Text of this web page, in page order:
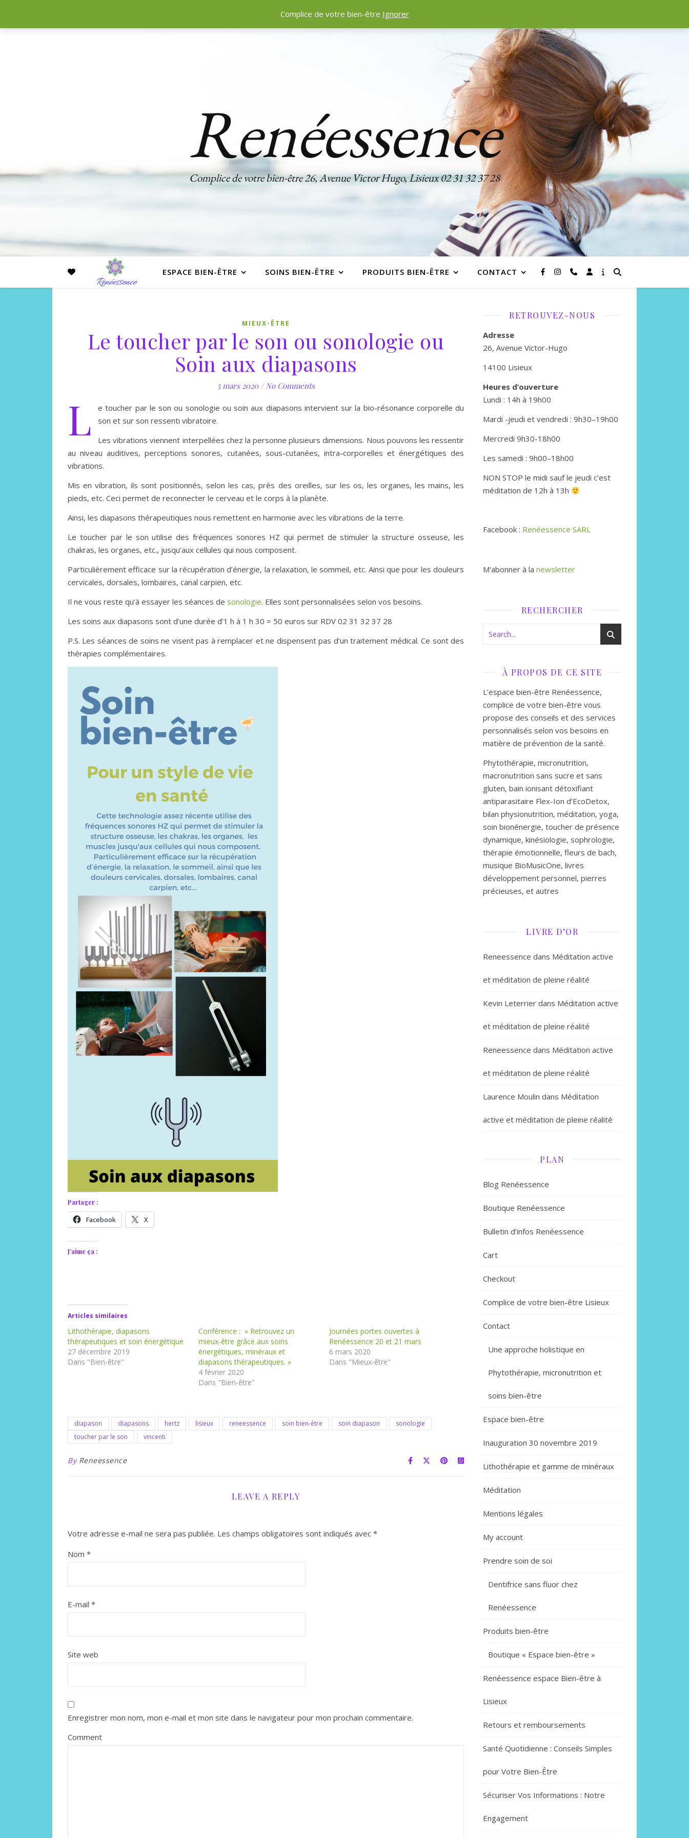
Renéessence
Complice de votre bien-être 26, Avenue Victor Hugo, Lisieux 02 31 32 37 28
ESPACE BIEN-ÊTRE SOINS BIEN-ÊTRE PRODUITS BIEN-ÊTRE CONTACT
MIEUX-ÊTRE
Le toucher par le son ou sonologie ou
Soin aux diapasons
5 mars 2020 / No Comments
L
e toucher par le son ou sonologie ou soin aux diapasons intervient sur la bio-résonance corporelle du
son et sur son ressenti vibratoire.
Les vibrations viennent interpellées chez la personne plusieurs dimensions. Nous pouvons les ressentir
au niveau auditives, perceptions sonores, cutanées, sous-cutanées, intra-corporelles et énergétiques des
vibrations.
Mis en vibration, ils sont positionnés, selon les cas, près des oreilles, sur les os, les organes, les mains, les
pieds, etc. Ceci permet de reconnecter le cerveau et le corps à la planète.
Ainsi, les diapasons thérapeutiques nous remettent en harmonie avec les vibrations de la terre.
Le toucher par le son utilise des fréquences sonores HZ qui permet de stimuler la structure osseuse, les
chakras, les organes, etc., jusqu’aux cellules qui nous composent.
Particulièrement efficace sur la récupération d’énergie, la relaxation, le sommeil, etc. Ainsi que pour les douleurs
cervicales, dorsales, lombaires, canal carpien, etc.
Il ne vous reste qu’à essayer les séances de sonologie. Elles sont personnalisées selon vos besoins.
Les soins aux diapasons sont d’une durée d’1 h à 1 h 30 = 50 euros sur RDV 02 31 32 37 28
P.S. Les séances de soins ne visent pas à remplacer et ne dispensent pas d’un traitement médical. Ce sont des
thérapies complémentaires.
Partager :
Facebook X
J’aime ça :
Articles similaires
Lithothérapie, diapasons
thérapeutiques et soin énergétique
27 décembre 2019
Dans "Bien-être"
Conférence : » Retrouvez un
mieux-être grâce aux soins
énergétiques, minéraux et
diapasons thérapeutiques. »
4 février 2020
Dans "Bien-être"
Journées portes ouvertes à
Renéessence 20 et 21 mars
6 mars 2020
Dans "Mieux-être"
diapason diapasons hertz lisieux reneessence soin bien-être soin diapason
sonologie
toucher par le son
vincenti
By Reneessence
LEAVE A REPLY
Votre adresse e-mail ne sera pas publiée. Les champs obligatoires sont indiqués avec *
Nom *
E-mail *
Site web
Enregistrer mon nom, mon e-mail et mon site dans le navigateur pour mon prochain commentaire.
Comment
RETROUVEZ-NOUS
Adresse
26, Avenue Victor-Hugo
14100 Lisieux
Heures d’ouverture
Lundi : 14h à 19h00
Mardi -jeudi et vendredi : 9h30–19h00
Mercredi 9h30-18h00
Les samedi : 9h00–18h00
NON STOP le midi sauf le jeudi c’est
méditation de 12h à 13h
Facebook : Renéessence SARL
M'abonner à la newsletter
RECHERCHER
À PROPOS DE CE SITE
L’espace bien-être Renéessence,
complice de votre bien-être vous
propose des conseils et des services
personnalisés selon vos besoins en
matière de prévention de la santé.
Phytothérapie, micronutrition,
macronutrition sans sucre et sans
gluten, bain ionisant détoxifiant
antiparasitaire Flex-Ion d’EcoDetox,
bilan physionutrition, méditation, yoga,
soin bionénergie, toucher de présence
dynamique, kinésiologie, sophrologie,
thérapie émotionnelle, fleurs de bach,
musique BioMusicOne, livres
développement personnel, pierres
précieuses, et autres
LIVRE D’OR
Reneessence dans Méditation active
et méditation de pleine réalité
Kevin Leterrier dans Méditation active
et méditation de pleine réalité
Reneessence dans Méditation active
et méditation de pleine réalité
Laurence Moulin dans Méditation
active et méditation de pleine réalité
PLAN
Blog Renéessence
Boutique Renéessence
Bulletin d’infos Renéessence
Cart
Checkout
Complice de votre bien-être Lisieux
Contact
Une approche holistique en
Phytothérapie, micronutrition et
soins bien-être
Espace bien-être
Inauguration 30 novembre 2019
Lithothérapie et gamme de minéraux
Méditation
Mentions légales
My account
Prendre soin de soi
Dentifrice sans fluor chez
Renéessence
Produits bien-être
Boutique « Espace bien-être »
Renéessence espace Bien-être à
Lisieux
Retours et remboursements
Santé Quotidienne : Conseils Simples
pour Votre Bien-Être
Sécuriser Vos Informations : Notre
Engagement
Complice de votre bien-être Ignorer